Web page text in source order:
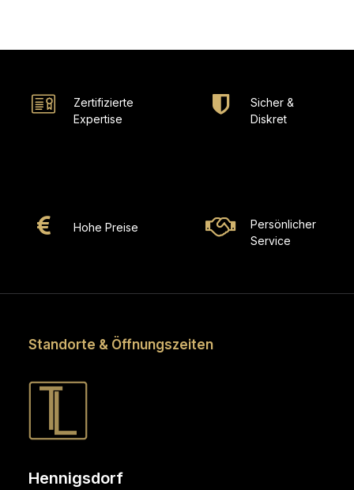
Zertifizierte
Expertise
Sicher &
Diskret
Hohe Preise
Persönlicher
Service
Standorte & Öffnungszeiten
Hennigsdorf